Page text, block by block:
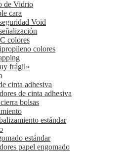
de Vidrio
cara
Void
colores
colores
frágil»
cinta adhesiva
de cinta adhesiva
bolsas
estándar
estándar
papel engomado